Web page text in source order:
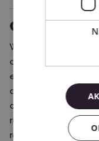
Czy warto?
W ramach
chyba żadna inna
eleganckiego
do ozdabiania
okolicznościowych,
różnego rodzaju
rękodziełem i